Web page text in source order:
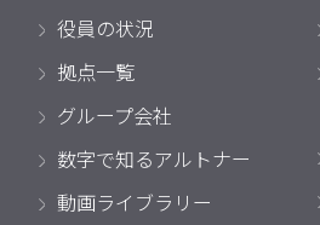
役員の状況
拠点一覧
グループ会社
数字で知るアルトナー
動画ライブラリー